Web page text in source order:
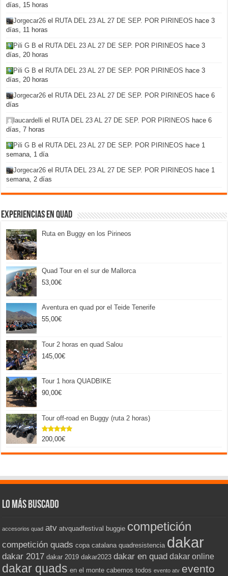
días, 15 horas
Jorgecar26 el RUTA DEL 23 AL 27 DE SEP. POR PIRINEOS hace 3
días, 11 horas
Pili G B el RUTA DEL 23 AL 27 DE SEP. POR PIRINEOS hace 3
días, 20 horas
Pili G B el RUTA DEL 23 AL 27 DE SEP. POR PIRINEOS hace 3
días, 20 horas
Jorgecar26 el RUTA DEL 23 AL 27 DE SEP. POR PIRINEOS hace 6
días
laucardelli el RUTA DEL 23 AL 27 DE SEP. POR PIRINEOS hace 6
días, 7 horas
Pili G B el RUTA DEL 23 AL 27 DE SEP. POR PIRINEOS hace 1
semana, 1 día
Jorgecar26 el RUTA DEL 23 AL 27 DE SEP. POR PIRINEOS hace 1
semana, 2 días
Experiencias en Quad
Ruta en Buggy en los Pirineos
Quad Tour en el sur de Mallorca
53,00€
Aventura en quad por el Teide Tenerife
55,00€
Tour 2 horas en quad Salou
145,00€
Tour 1 hora QUADBIKE
90,00€
Tour off-road en Buggy (ruta 2 horas)
Valorado
de 5
200,00€
Lo más buscado
accesorios quad atv atvquadfestival buggie competición
competición quads copa catalana quadresistencia dakar
dakar 2017 dakar 2019 dakar2023 dakar en quad dakar online
dakar quads en el monte cabemos todos evento atv evento